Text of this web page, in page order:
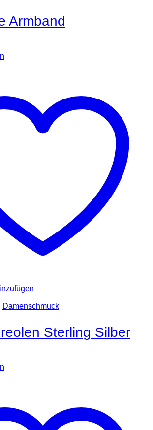
Armband
Damenschmuck
Sterling Silber